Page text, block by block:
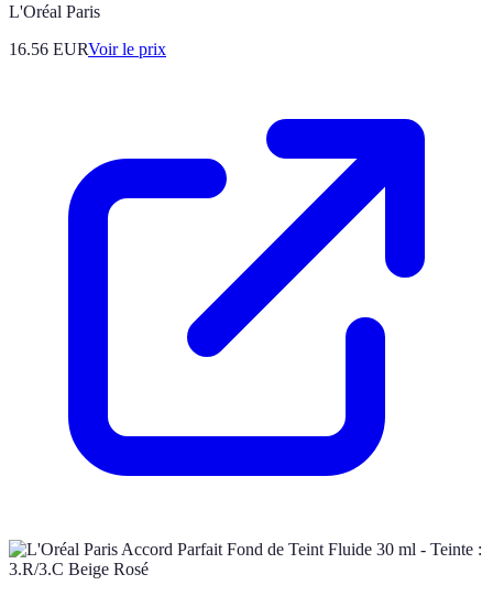
L'Oréal Paris
16.56 EURVoir le prix